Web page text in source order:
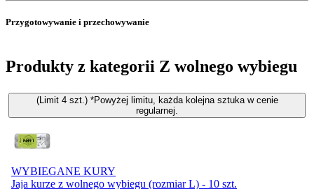
Przygotowywanie i przechowywanie
Produkty z kategorii Z wolnego wybiegu
(Limit 4 szt.) *Powyżej limitu, każda kolejna sztuka w cenie
regularnej.
WYBIEGANE KURY
Jaja kurze z wolnego wybiegu (rozmiar L) - 10 szt.